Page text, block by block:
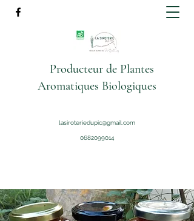
Producteur de Plantes
Aromatiques Biologiques
lasiroteriedupic@gmail.com
0682099014